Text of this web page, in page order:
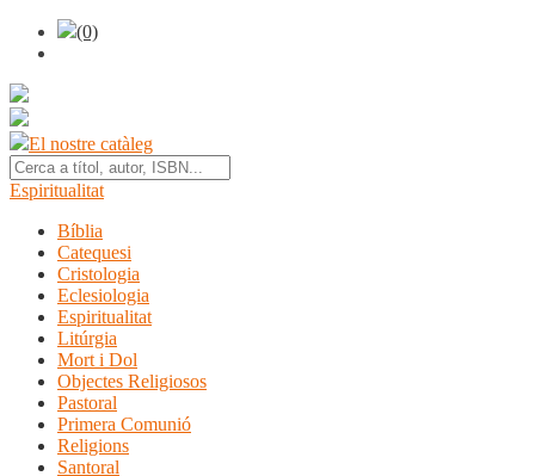
(0)
El nostre catàleg
Espiritualitat
Bíblia
Catequesi
Cristologia
Eclesiologia
Espiritualitat
Litúrgia
Mort i Dol
Objectes Religiosos
Pastoral
Primera Comunió
Religions
Santoral